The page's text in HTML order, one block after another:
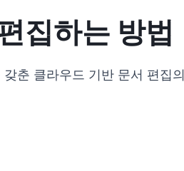
집하는 방법
춘 클라우드 기반 문서 편집의